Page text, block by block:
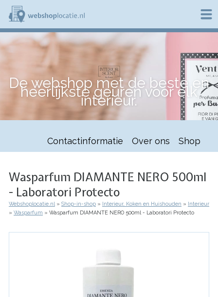
Overslaan
naar
de
inhoud
e
b
o
p
l
De webshop met de beste en
heerlijkste geuren voor elk
interieur.
Contactinformatie Over ons Shop
Wasparfum DIAMANTE NERO 500ml
- Laboratori Protecto
Kruimelpad
Webshoplocatie.nl Shop-in-shop Interieur, Koken en Huishouden
Interieur
Wasparfum
Wasparfum DIAMANTE NERO 500ml - Laboratori Protecto